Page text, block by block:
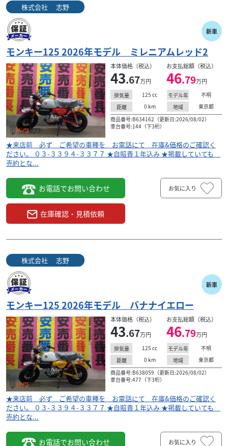
GSX-S1000GT 2026年モデル
本体価格:
★来店前 必ず ご希望の車種を お電話にて 在庫&価格
のご確認ください。 ０３-３３９４-３３７７ ★自賠責３
７ヶ月 重量税込み ★掲載していても ...
ホンダ
スーパーカブ50 ハローキティカラー
本体価格:
★来店前 必ず ご希望の車種を お電話にて 在庫&価格
のご確認ください。 ０３-３３９４-３３７７ ★自賠責１年
込み ★掲載していても 売約とな...
株式会社 志野
新車
モンキー125 2026年モデル ミレニアムレッド2
本体価格（税込）
43.67万円
お支払総額（税込）
46.79万円
排気量 125 cc モデル年
不明
距離
0 km 地域
東京都
商品番号:B634162（更新日:2026/08/02）
車台番号:144（下3桁）
★来店前 必ず ご希望の車種を お電話にて 在庫&価格のご確認く
ださい。 ０３-３３９４-３３７７ ★自賠責１年込み ★掲載していても
売約とな...
お電話でお問い合わせ
在庫確認・見積依頼
お気に入り
株式会社 志野
新車
モンキー125 2026年モデル バナナイエロー
本体価格（税込）
43.67万円
お支払総額（税込）
46.79万円
排気量 125 cc モデル年
不明
距離
0 km 地域
東京都
商品番号:B638059（更新日:2026/08/02）
車台番号:477（下3桁）
★来店前 必ず ご希望の車種を お電話にて 在庫&価格のご確認く
ださい。 ０３-３３９４-３３７７ ★自賠責１年込み ★掲載していても
売約とな...
お電話でお問い合わせ お気に入り